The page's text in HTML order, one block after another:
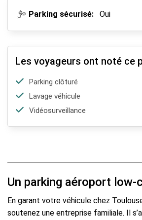
Parking sécurisé: Oui
Les voyageurs ont noté ce
Parking clôturé
Lavage véhicule
Vidéosurveillance
Un parking aéroport
En garant votre véhicule chez
soutenez une entreprise familiale. Il